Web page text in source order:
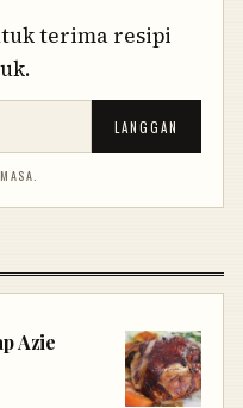
terima resipi
LANGGAN
Azie